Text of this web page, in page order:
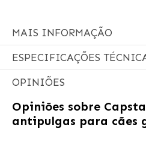
MAIS INFORMAÇÃO
ESPECIFICAÇÕES
OPINIÕES
Opiniões sobre
antipulgas para cães